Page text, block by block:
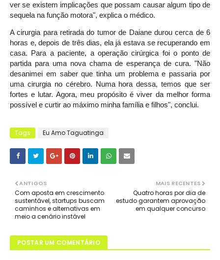
ver se existem implicações que possam causar algum tipo de
sequela na função motora", explica o médico.
A cirurgia para retirada do tumor de Daiane durou cerca de 6
horas e, depois de três dias, ela já estava se recuperando em
casa. Para a paciente, a operação cirúrgica foi o ponto de
partida para uma nova chama de esperança de cura. "Não
desanimei em saber que tinha um problema e passaria por
uma cirurgia no cérebro. Numa hora dessa, temos que ser
fortes e lutar. Agora, meu propósito é viver da melhor forma
possível e curtir ao máximo minha família e filhos", conclui.
Tags Eu Amo Taguatinga
MAIS RECENTES
Quatro horas por dia de
estudo garantem aprovação
em qualquer concurso
ANTIGOS
Com aposta em crescimento
sustentável, startups buscam
caminhos e alternativas em
meio a cenário instável
POSTAR UM COMENTÁRIO